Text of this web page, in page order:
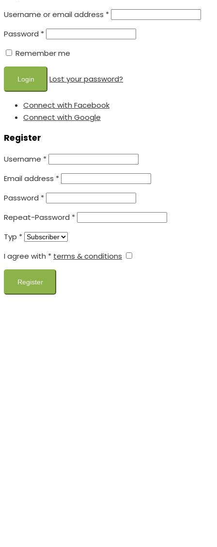
Username or email address *
Password *
Remember me
Lost your password?
Connect with Facebook
Connect with Google
Register
Username *
Email address *
Password *
Repeat-Password *
Typ *
I agree with * terms & conditions